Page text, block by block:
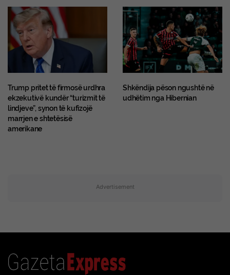
Trump pritet të firmosë urdhra
ekzekutivë kundër “turizmit të
lindjeve”, synon të kufizojë
marrjen e shtetësisë
amerikane
Shkëndija pëson ngushtë në
udhëtim nga Hibernian
Advertisement